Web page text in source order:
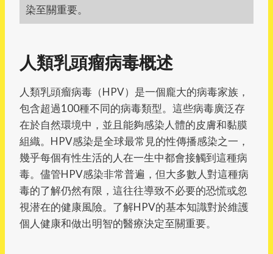
染至關重要。
人類乳頭瘤病毒概述
人類乳頭瘤病毒（HPV）是一個龐大的病毒家族，
包含超過100種不同的病毒類型。這些病毒廣泛存
在於自然環境中，並且能夠感染人體的皮膚和黏膜
組織。HPV感染是全球最常見的性傳播感染之一，
幾乎每個有性生活的人在一生中都會接觸到這種病
毒。儘管HPV感染非常普遍，但大多數人對這種病
毒的了解仍然有限，這往往導致不必要的恐慌或忽
視潜在的健康風險。了解HPV的基本知識對於維護
個人健康和做出明智的醫療決定至關重要。